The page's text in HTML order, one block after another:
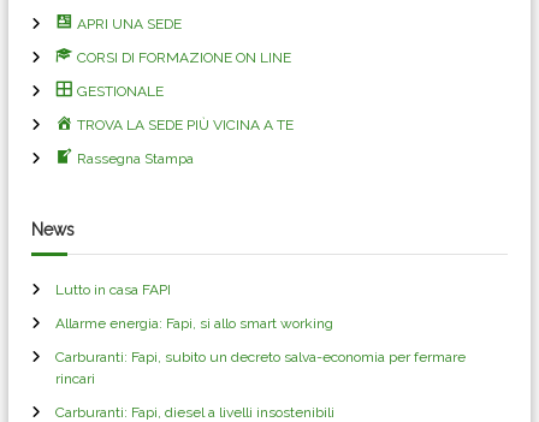
APRI UNA SEDE
CORSI DI FORMAZIONE ON LINE
GESTIONALE
TROVA LA SEDE PIÙ VICINA A TE
Rassegna Stampa
News
Lutto in casa FAPI
Allarme energia: Fapi, si allo smart working
Carburanti: Fapi, subito un decreto salva-economia per fermare
rincari
Carburanti: Fapi, diesel a livelli insostenibili